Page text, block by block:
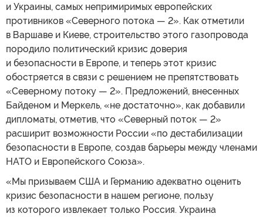
и Украины, самых непримиримых европейских
противников «Северного потока — 2». Как отметили
в Варшаве и Киеве, строительство этого газопровода
породило политический кризис доверия
и безопасности в Европе, и теперь этот кризис
обостряется в связи с решением не препятствовать
«Северному потоку — 2». Предложений, внесенных
Байденом и Меркель, «не достаточно», как добавили
дипломаты, отметив, что «Северный поток — 2»
расширит возможности России «по дестабилизации
безопасности в Европе, создав барьеры между членами
НАТО и Европейского Союза».
«Мы призываем США и Германию адекватно оценить
кризис безопасности в нашем регионе, пользу
из которого извлекает только Россия. Украина